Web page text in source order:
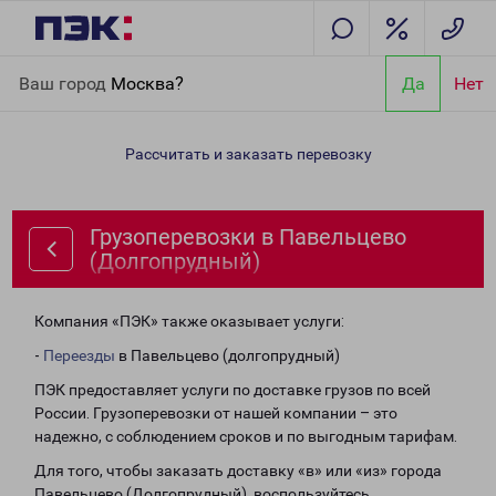
Ваш город Москва? Да Нет
(Долгопрудный)
Рассчитать и заказать перевозку
Грузоперевозки в Павельцево
(Долгопрудный)
Компания «ПЭК» также оказывает услуги:
- Переезды в Павельцево (долгопрудный)
ПЭК предоставляет услуги по доставке грузов по всей
России. Грузоперевозки от нашей компании – это
надежно, с соблюдением сроков и по выгодным тарифам.
Для того, чтобы заказать доставку «в» или «из» города